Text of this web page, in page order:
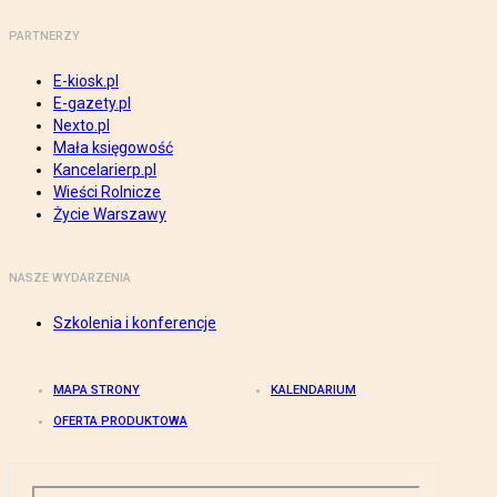
PARTNERZY
E-kiosk.pl
E-gazety.pl
Nexto.pl
Mała księgowość
Kancelarierp.pl
Wieści Rolnicze
Życie Warszawy
NASZE WYDARZENIA
Szkolenia i konferencje
MAPA STRONY KALENDARIUM
OFERTA PRODUKTOWA